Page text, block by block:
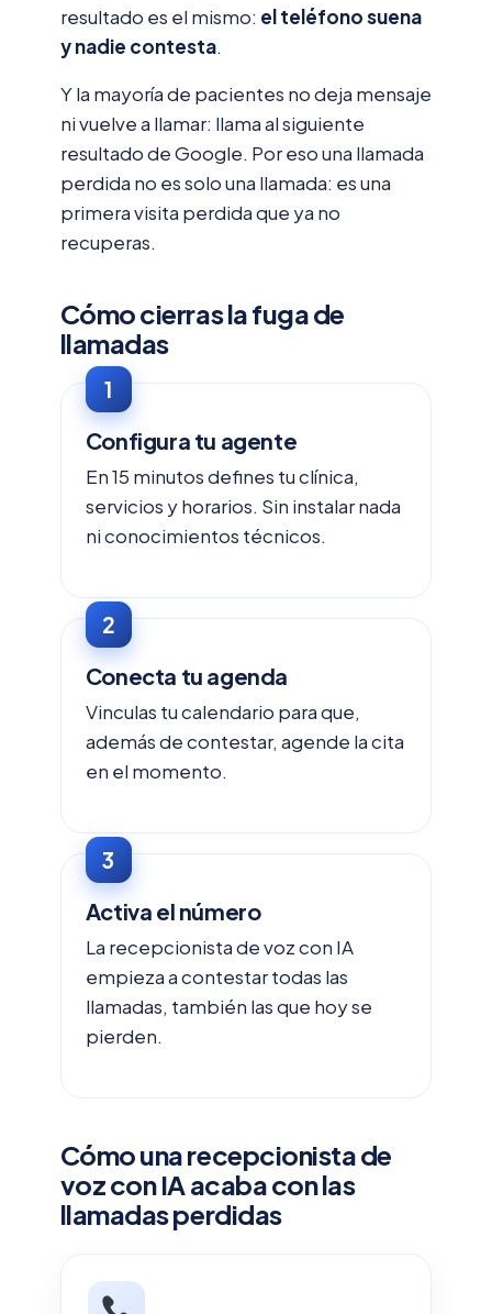
resultado es el mismo: el teléfono suena
y nadie contesta.
Y la mayoría de pacientes no deja mensaje
ni vuelve a llamar: llama al siguiente
resultado de Google. Por eso una llamada
perdida no es solo una llamada: es una
primera visita perdida que ya no
recuperas.
Cómo cierras la fuga de
llamadas
Configura tu agente
En 15 minutos defines tu clínica,
servicios y horarios. Sin instalar nada
ni conocimientos técnicos.
Conecta tu agenda
Vinculas tu calendario para que,
además de contestar, agende la cita
en el momento.
Activa el número
La recepcionista de voz con IA
empieza a contestar todas las
llamadas, también las que hoy se
pierden.
Cómo una recepcionista de
voz con IA acaba con las
llamadas perdidas